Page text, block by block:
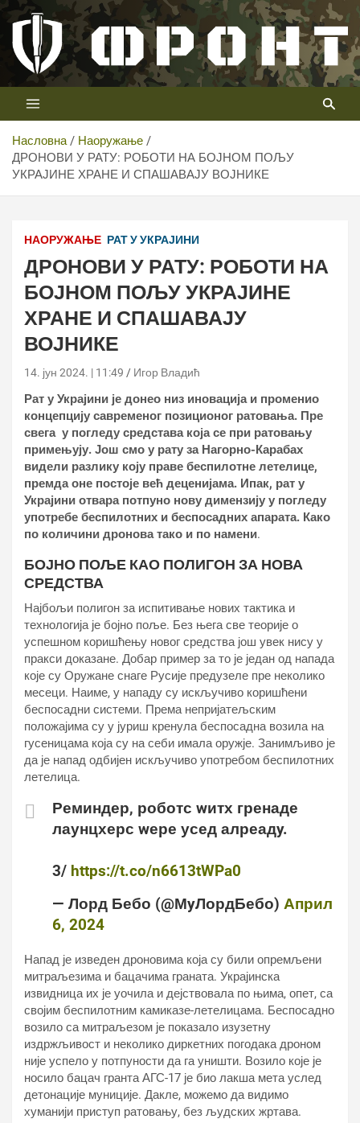
Скип
цонтент
Телевизија ФРОНТ
Први војни канал у Србији
Насловна
Наоружање
ДРОНОВИ У РАТУ: РОБОТИ НА БОЈНОМ ПОЉУ
УКРАЈИНЕ ХРАНЕ И СПАШАВАЈУ ВОЈНИКЕ
НАОРУЖАЊЕ РАТ У УКРАЈИНИ
ДРОНОВИ У РАТУ: РОБОТИ НА
БОЈНОМ ПОЉУ УКРАЈИНЕ
ХРАНЕ И СПАШАВАЈУ
ВОЈНИКЕ
14. јун 2024. | 11:49 Игор Владић
Рат у Украјини је донео низ иновација и променио
концепцију савременог позиционог ратовања. Пре
свега у погледу средстава која се при ратовању
примењују. Још смо у рату за Нагорно-Карабах
видели разлику коју праве беспилотне летелице,
премда оне постоје већ деценијама. Ипак, рат у
Украјини отвара потпуно нову димензију у погледу
употребе беспилотних и беспосадних апарата. Како
по количини дронова тако и по намени.
БОЈНО ПОЉЕ КАО ПОЛИГОН ЗА НОВА
СРЕДСТВА
Најбољи полигон за испитивање нових тактика и
технологија је бојно поље. Без њега све теорије о
успешном коришћењу новог средства још увек нису у
пракси доказане. Добар пример за то је један од напада
које су Оружане снаге Русије предузеле пре неколико
месеци. Наиме, у нападу су искључиво коришћени
беспосадни системи. Према непријатељским
положајима су у јуриш кренула беспосадна возила на
гусеницама која су на себи имала оружје. Занимљиво је
да је напад одбијен искључиво употребом беспилотних
летелица.
Реминдер, роботс wитх гренаде
лаунцхерс wере усед алреадy.
3/ https://t.co/n6613tWPa0
— Лорд Бебо (@МyЛордБебо) Април
6, 2024
Напад је изведен дроновима која су били опремљени
митраљезима и бацачима граната. Украјинска
извидница их је уочила и дејствовала по њима, опет, са
својим беспилотним камиказе-летелицама. Беспосадно
возило са митраљезом је показало изузетну
издржљивост и неколико диркетних погодака дроном
није успело у потпуности да га уништи. Возило које је
носило бацач гранта АГС-17 је био лакша мета услед
детонације муниције. Дакле, можемо да видимо
хуманији приступ ратовању, без људских жртава.